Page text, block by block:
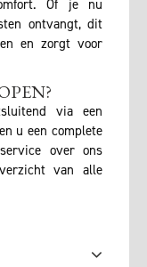
Of je nu
ontvangt, dit
en zorgt voor
via een
u een complete
over ons
van alle